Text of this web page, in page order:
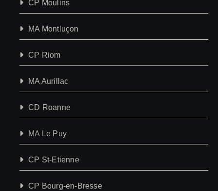
CP Moulins
MA Montluçon
CP Riom
MA Aurillac
CD Roanne
MA Le Puy
CP St-Etienne
CP Bourg-en-Bresse